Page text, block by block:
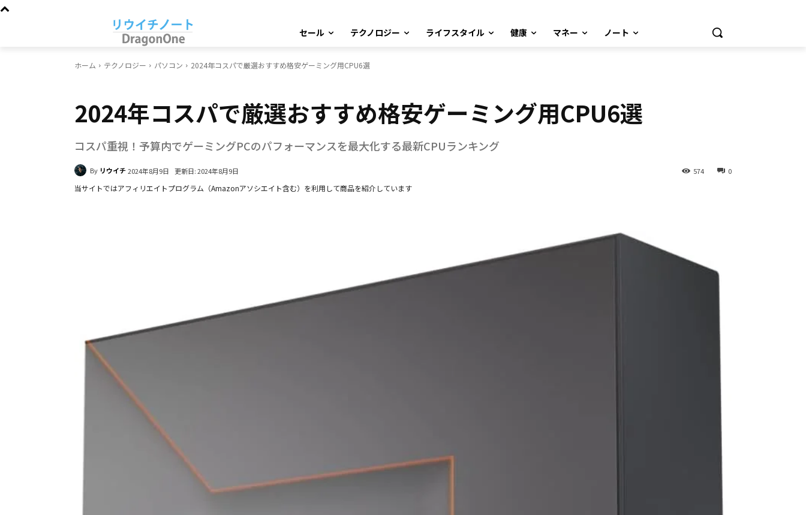
セール テクノロジー ライフスタイル 健康 マネー ノート
ホーム テクノロジー パソコン 2024年コスパで厳選おすすめ格安ゲーミング用CPU6選
2024年コスパで厳選おすすめ格安ゲーミング用CPU6選
コスパ重視！予算内でゲーミングPCのパフォーマンスを最大化する最新CPUランキング
By リウイチ2024年8月9日 更新日:2024年8月9日 0
574
当サイトではアフィリエイトプログラム（Amazonアソシエイト含む）を利用して商品を紹介しています